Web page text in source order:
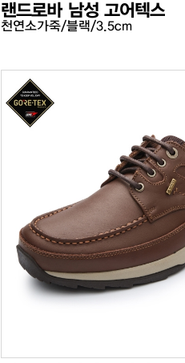
랜드로바 남성 고어텍스
천연소가죽/블랙/3.5cm